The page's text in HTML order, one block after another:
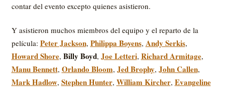
contar del evento excepto quienes asistieron.
Y asistieron muchos miembros del equipo y el reparto de la
película: Peter Jackson, Philippa Boyens, Andy Serkis,
Howard Shore, Billy Boyd, Joe Letteri, Richard Armitage,
Manu Bennett, Orlando Bloom, Jed Brophy, John Callen,
Mark Hadlow, Stephen Hunter, William Kircher, Evangeline